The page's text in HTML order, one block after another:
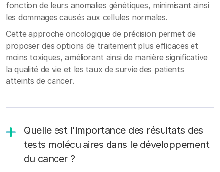
fonction de leurs anomalies génétiques, minimisant ainsi
les dommages causés aux cellules normales.
Cette approche oncologique de précision permet de
proposer des options de traitement plus efficaces et
moins toxiques, améliorant ainsi de manière significative
la qualité de vie et les taux de survie des patients
atteints de cancer.
Quelle est l'importance des résultats des
tests moléculaires dans le développement
du cancer ?